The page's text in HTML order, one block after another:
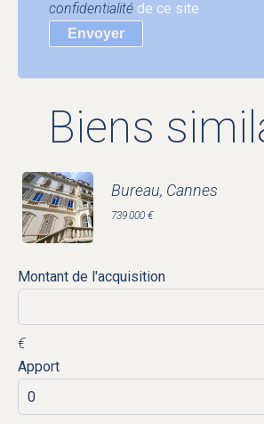
confidentialité de ce site
Envoyer
Biens
Bureau, Cannes
739 000 €
Montant de l'acquisition
€
Apport